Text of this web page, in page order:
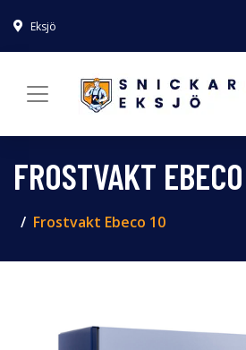
Eksjö
FROSTVAKT
Frostvakt Ebeco 10